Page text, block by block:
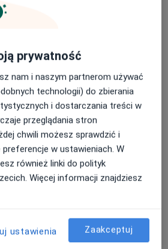
akceptowana
czas przed wizytą.
prywatność
nam i naszym partnerom używać
technologii) do zbierania
i dostarczania treści w
przeglądania stron
chwili możesz sprawdzić i
w ustawieniach. W
również linki do polityk
Więcej informacji znajdziesz
ustawienia Zaakceptuj